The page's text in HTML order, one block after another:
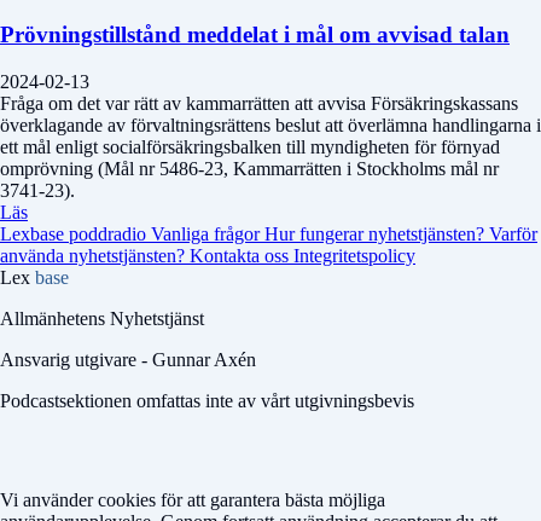
Prövningstillstånd meddelat i mål om avvisad talan
2024-02-13
Fråga om det var rätt av kammarrätten att avvisa Försäkringskassans
överklagande av förvaltningsrättens beslut att överlämna handlingarna i
ett mål enligt socialförsäkringsbalken till myndigheten för förnyad
omprövning (Mål nr 5486-23, Kammarrätten i Stockholms mål nr
3741-23).
Läs
Lexbase poddradio Vanliga frågorHur fungerar nyhetstjänsten? Varför
använda nyhetstjänsten? Kontakta oss Integritetspolicy
Lex base
Allmänhetens Nyhetstjänst
Ansvarig utgivare - Gunnar Axén
Podcastsektionen omfattas inte av vårt utgivningsbevis
Vi använder cookies för att garantera bästa möjliga